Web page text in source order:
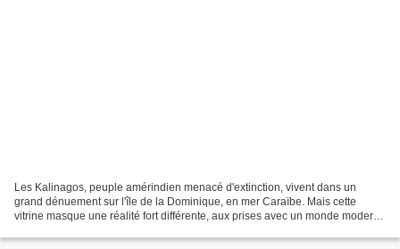
Les Kalinagos, peuple amérindien menacé d'extinction, vivent dans un
grand dénuement sur l'île de la Dominique, en mer Caraïbe. Mais cette
vitrine masque une réalité fort différente, aux prises avec un monde moderne